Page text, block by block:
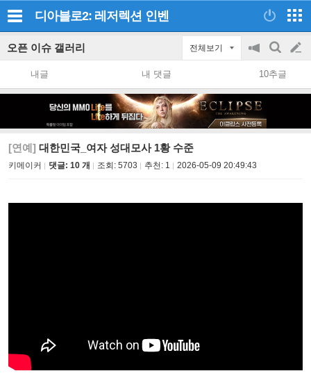
디아블로2: 레저렉션 인벤
오픈 이슈 갤러리 전체보기
공
지
on/off
검
색
글
쓰
내글 내 댓글 10추글
[연예] 대한민국_여자 성대모사 1황 수준
키메이커 댓글: 10 개 조회: 5703 추천: 1 2026-05-09 20:49:43